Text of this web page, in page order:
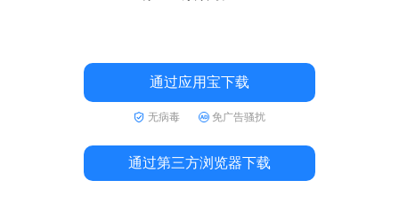
通过应用宝下载
无病毒 免广告骚扰
通过第三方浏览器下载